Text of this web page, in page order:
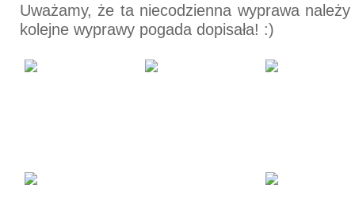
Uważamy, że ta niecodzienna wyprawa
kolejne wyprawy pogada dopisała! :)